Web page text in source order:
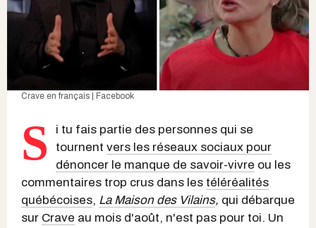
Crave en français | Facebook
S
i tu fais partie des personnes qui se
tournent vers les réseaux sociaux pour
dénoncer le manque de savoir-vivre ou les
commentaires trop crus dans les téléréalités
québécoises, La Maison des Vilains, qui débarque
sur Crave au mois d'août, n'est pas pour toi. Un